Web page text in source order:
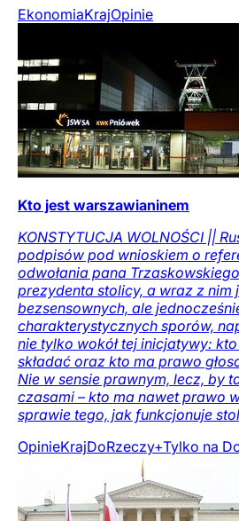
EkonomiaKrajOpinie
Kto jest warszawianinem
KONSTYTUCJA WOLNOŚCI ||
podpisów pod wnioskiem o
odwołania pana
prezydenta stolicy, a wraz z nim
bezsensownych, ale
charakterystycznych sporów,
nie tylko wokół tej inicjatywy:
składać oraz kto ma prawo
Nie w sensie prawnym, lecz, by
czasami – kto ma nawet prawo
sprawie tego, jak funkcjonuje
OpinieKrajDoRzeczy+Tylko na